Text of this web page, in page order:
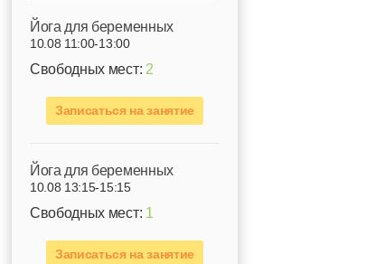
Йога для беременных
10.08 11:00-13:00
Свободных мест: 2
Записаться на занятие
Йога для беременных
10.08 13:15-15:15
Свободных мест: 1
Записаться на занятие